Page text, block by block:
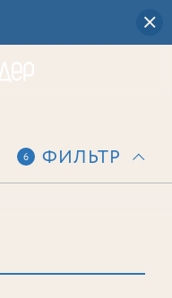
6 ФИЛЬТР
лота